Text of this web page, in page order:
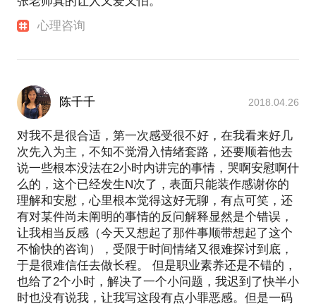
心理咨询
陈千千 2018.04.26
对我不是很合适，第一次感受很不好，在我看来好几
次先入为主，不知不觉滑入情绪套路，还要顺着他去
说一些根本没法在2小时内讲完的事情，哭啊安慰啊什
么的，这个已经发生N次了，表面只能装作感谢你的
理解和安慰，心里根本觉得这好无聊，有点可笑，还
有对某件尚未阐明的事情的反问解释显然是个错误，
让我相当反感（今天又想起了那件事顺带想起了这个
不愉快的咨询），受限于时间情绪又很难探讨到底，
于是很难信任去做长程。 但是职业素养还是不错的，
也给了2个小时，解决了一个小问题，我迟到了快半小
时也没有说我，让我写这段有点小罪恶感。但是一码